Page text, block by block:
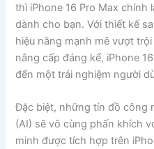
thì iPhone 16 Pro Max chính
dành cho bạn. Với thiết kế
hiệu năng mạnh mẽ vượt
nâng cấp đáng kể, iPhone
đến một trải nghiệm người
Đặc biệt, những tín đồ công
(AI) sẽ vô cùng phấn khích
minh được tích hợp trên